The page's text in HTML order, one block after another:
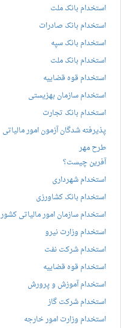
استخدام بانک ملت
استخدام بانک صادرات
استخدام بانک سپه
استخدام بانک ملت
استخدام قوه قضاییه
استخدام سازمان بهزیستی
استخدام بانک تجارت
پذیرفته شدگان آزمون امور مالیاتی
طرح مهر
آفرین چیست؟
استخدام شهرداری
استخدام بانک کشاورزی
استخدام سازمان امور مالیاتی کشور
استخدام وزارت نیرو
استخدام شرکت نفت
استخدام قوه قضاییه
استخدام آموزش و پرورش
استخدام شرکت گاز
استخدام وزارت امور خارجه